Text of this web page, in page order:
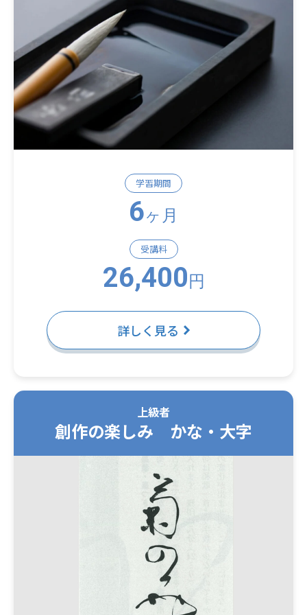
学習期間
6ヶ月
受講料
26,400 円
詳しく見る
上級者
創作の楽しみ かな・大字